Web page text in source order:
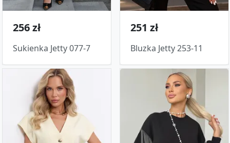
256 zł
Sukienka Jetty 077-7
251 zł
Bluzka Jetty 253-11